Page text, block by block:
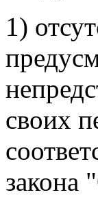
1)
своих
закона